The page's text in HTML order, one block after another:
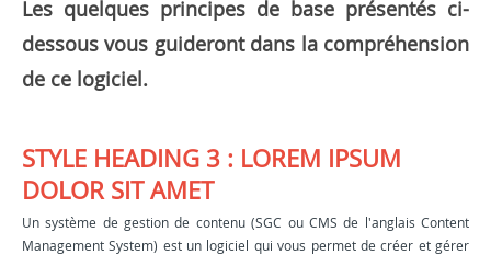
Les quelques principes de base présentés ci-
dessous vous guideront dans la compréhension
de ce logiciel.
STYLE HEADING 3 : LOREM IPSUM
DOLOR SIT AMET
Un système de gestion de contenu (SGC ou CMS de l'anglais Content
Management System) est un logiciel qui vous permet de créer et gérer